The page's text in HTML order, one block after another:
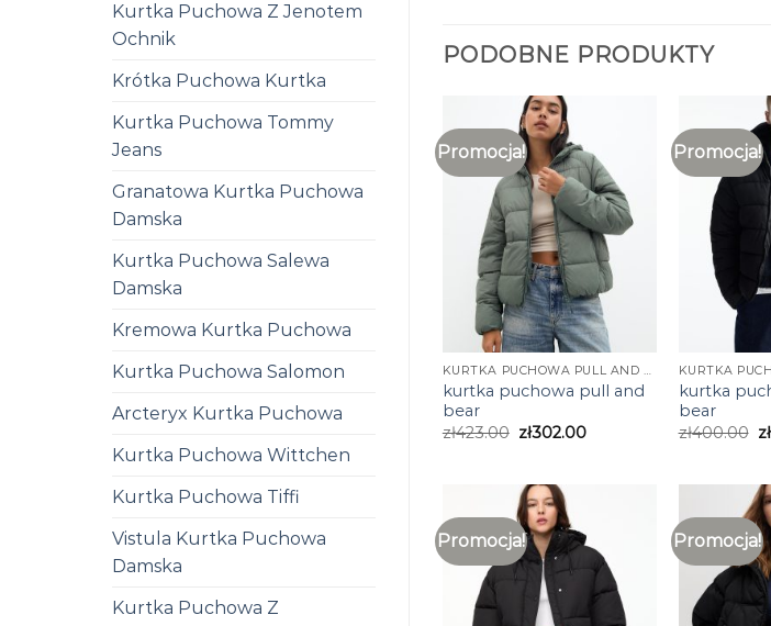
Kurtka Puchowa Z Jenotem
Ochnik
Krótka Puchowa Kurtka
Kurtka Puchowa Tommy
Jeans
Granatowa Kurtka Puchowa
Damska
Kurtka Puchowa Salewa
Damska
Kremowa Kurtka Puchowa
Kurtka Puchowa Salomon
Arcteryx Kurtka Puchowa
Kurtka Puchowa Wittchen
Kurtka Puchowa Tiffi
Vistula Kurtka Puchowa
Damska
Kurtka Puchowa Z
PODOBNE PRODUKTY
Promocja!
KURTKA PUCHOWA PULL AND BEAR
kurtka puchowa pull and
bear
zł423.00 zł302.00
Promocja!
kurtka
bear
zł400.00 zł
Promocja! Promocja!